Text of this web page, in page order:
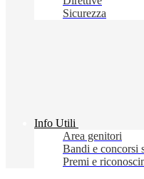
Sicurezza
Info Utili
Area genitori
Bandi e concorsi
Premi e